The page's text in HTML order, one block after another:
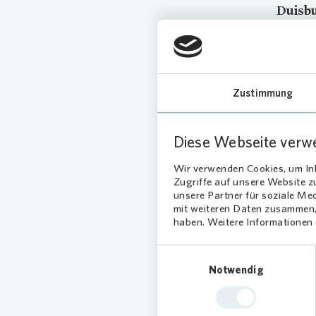
Zustimmung
Diese Webseite
Wir verwenden Cookies, um
Zugriffe auf unsere Website
unsere Partner für soziale
mit weiteren Daten
haben. Weitere Informationen
Notwendig
der
und
„Mit
und
Im